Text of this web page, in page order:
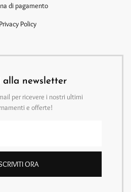
di pagamento
Privacy Policy
alla newsletter
per ricevere i nostri ultimi
e offerte!
ORA